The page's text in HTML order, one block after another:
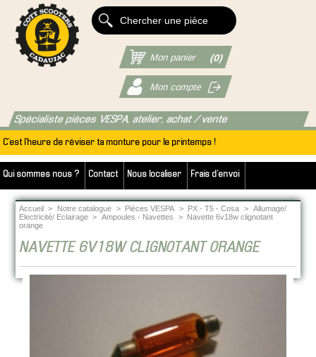
Spécialiste pièces VESPA, atelier, achat / vente
C'est l'heure de réviser ta monture pour le printemps !
Qui sommes nous ? Contact Nous localiser Frais d'envoi
Mon panier (0)
Mon compte
Accueil > Notre catalogue > Pièces VESPA > PX - T5 - Cosa > Allumage/
Electricité/ Eclairage > Ampoules - Navettes >
Navette 6v18w clignotant
orange
NAVETTE 6V18W CLIGNOTANT ORANGE